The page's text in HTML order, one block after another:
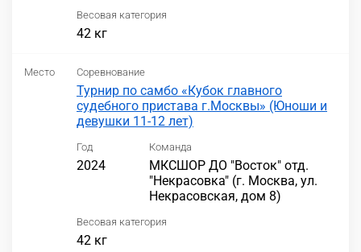
Весовая категория
42 кг
Место Соревнование
Турнир по самбо «Кубок главного
судебного пристава г.Москвы» (Юноши и
девушки 11-12 лет)
Год
2024
Команда
МКСШОР ДО "Восток" отд.
"Некрасовка" (г. Москва, ул.
Некрасовская, дом 8)
Весовая категория
42 кг